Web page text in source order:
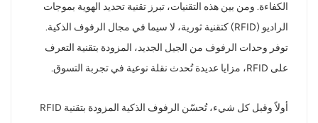
แบบไทย
Indonesia
الكفاءة. ومن بين هذه التقنيات، تبرز تقنية تحديد الهوية بموجات
الراديو (RFID) كتقنية ثورية، لا سيما في مجال الرفوف الذكية.
توفر وحدات الرفوف من الجيل الجديد، المزودة بتقنية التعرف
على RFID، مزايا عديدة تُحدث نقلة نوعية في تجربة التسوق.
أولاً وقبل كل شيء، تُحسّن الرفوف الذكية المزودة بتقنية RFID